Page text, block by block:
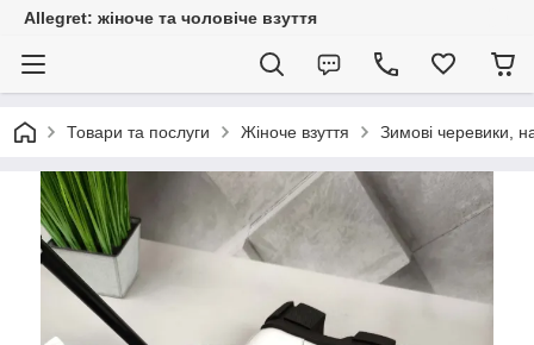
Allegret: жіноче та чоловіче взуття
Товари та послуги Жіноче взуття Зимові черевики,